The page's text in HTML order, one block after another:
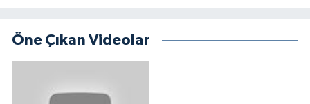
Öne Çıkan Videolar